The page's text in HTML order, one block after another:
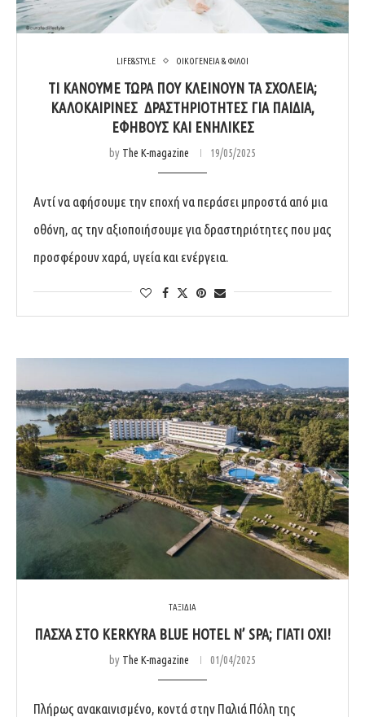
LIFE&STYLE ΟΙΚΟΓΕΝΕΙΑ & ΦΙΛΟΙ
ΤΙ ΚΆΝΟΥΜΕ ΤΏΡΑ ΠΟΥ ΚΛΕΊΝΟΥΝ ΤΑ ΣΧΟΛΕΊΑ;
ΚΑΛΟΚΑΙΡΙΝΈΣ ΔΡΑΣΤΗΡΙΌΤΗΤΕΣ ΓΙΑ ΠΑΙΔΙΆ,
ΕΦΉΒΟΥΣ ΚΑΙ ΕΝΉΛΙΚΕΣ
by The K-magazine 19/05/2025
Αντί να αφήσουμε την εποχή να περάσει μπροστά από μια
οθόνη, ας την αξιοποιήσουμε για δραστηριότητες που μας
προσφέρουν χαρά, υγεία και ενέργεια.
ΤΑΞΙΔΙΑ
ΠΑΣΧΑ ΣΤΟ KERKYRA BLUE HOTEL N’ SPA; ΓΙΑΤΙ ΟΧΙ!
by The K-magazine 01/04/2025
Πλήρως ανακαινισμένο, κοντά στην Παλιά Πόλη της